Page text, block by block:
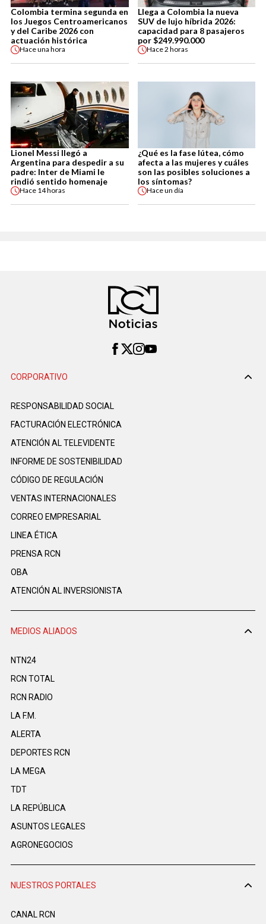
Colombia termina segunda en
los Juegos Centroamericanos
y del Caribe 2026 con
actuación histórica
Haceuna hora
Llega a Colombia la nueva
SUV de lujo híbrida 2026:
capacidad para 8 pasajeros
por $249.990.000
Hace2 horas
Lionel Messi llegó a
Argentina para despedir a su
padre: Inter de Miami le
rindió sentido homenaje
Hace 14 horas
¿Qué es la fase lútea, cómo
afecta a las mujeres y cuáles
son las posibles soluciones a
los síntomas?
Haceun día
CORPORATIVO
RESPONSABILIDAD SOCIAL
FACTURACIÓN ELECTRÓNICA
ATENCIÓN AL TELEVIDENTE
INFORME DE SOSTENIBILIDAD
CÓDIGO DE REGULACIÓN
VENTAS INTERNACIONALES
CORREO EMPRESARIAL
LINEA ÉTICA
PRENSA RCN
OBA
ATENCIÓN AL INVERSIONISTA
MEDIOS ALIADOS
NTN24
RCN TOTAL
RCN RADIO
LA F.M.
ALERTA
DEPORTES RCN
LA MEGA
TDT
LA REPÚBLICA
ASUNTOS LEGALES
AGRONEGOCIOS
NUESTROS PORTALES
CANAL RCN